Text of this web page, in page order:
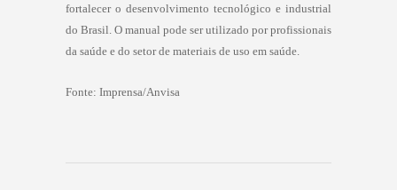
fortalecer o desenvolvimento tecnológico e industrial
do Brasil. O manual pode ser utilizado por profissionais
da saúde e do setor de materiais de uso em saúde.
Fonte: Imprensa/Anvisa